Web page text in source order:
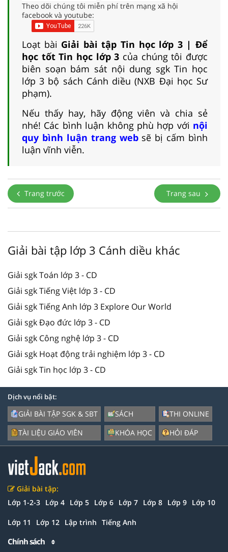
Theo dõi chúng tôi miễn phí trên mạng xã hội
facebook và youtube:
Loạt bài Giải bài tập Tin học lớp 3 | Để
học tốt Tin học lớp 3 của chúng tôi được
biên soạn bám sát nội dung sgk Tin học
lớp 3 bộ sách Cánh diều (NXB Đại học Sư
phạm).
Nếu thấy hay, hãy động viên và chia sẻ
nhé! Các bình luận không phù hợp với nội
quy bình luận trang websẽ bị cấm bình
luận vĩnh viễn.
Trang trước Trang sau
Giải bài tập lớp 3 Cánh diều khác
Giải sgk Toán lớp 3 - CD
Giải sgk Tiếng Việt lớp 3 - CD
Giải sgk Tiếng Anh lớp 3 Explore Our World
Giải sgk Đạo đức lớp 3 - CD
Giải sgk Công nghệ lớp 3 - CD
Giải sgk Hoạt động trải nghiệm lớp 3 - CD
Giải sgk Tin học lớp 3 - CD
Dịch vụ nổi bật:
GIẢI BÀI TẬP SGK & SBT
TÀI LIỆU GIÁO VIÊN
SÁCH
KHÓA HỌC
THI ONLINE
HỎI ĐÁP
Giải bài tập:
Lớp 1-2-3 Lớp 4 Lớp 5 Lớp 6 Lớp 7 Lớp 8 Lớp 9 Lớp 10
Lớp 11 Lớp 12 Lập trình Tiếng Anh
Chính sách